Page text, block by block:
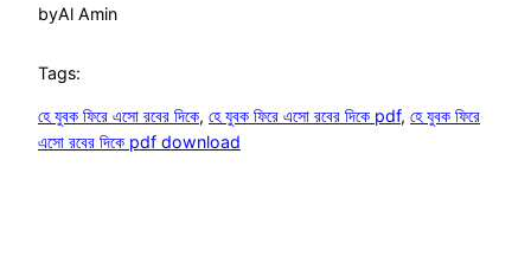
byAl Amin
Tags:
হে যুবক ফিরে এসো রবের দিকে, হে যুবক ফিরে এসো রবের দিকে pdf, হে যুবক ফিরে
এসো রবের দিকে pdf download